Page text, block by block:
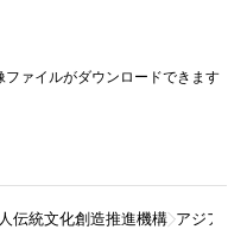
ァイルがダウンロードできます
伝統文化創造推進機構 アジア一